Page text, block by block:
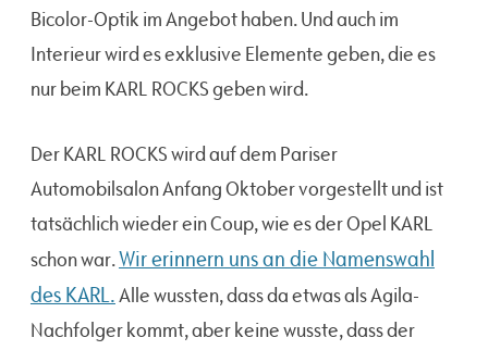
Bicolor-Optik im Angebot haben. Und auch im
Interieur wird es exklusive Elemente geben, die es
nur beim KARL ROCKS geben wird.
Der KARL ROCKS wird auf dem Pariser
Automobilsalon Anfang Oktober vorgestellt und ist
tatsächlich wieder ein Coup, wie es der Opel KARL
schon war.Wir erinnern uns an die Namenswahl
des KARL.Alle wussten, dass da etwas als Agila-
Nachfolger kommt, aber keine wusste, dass der